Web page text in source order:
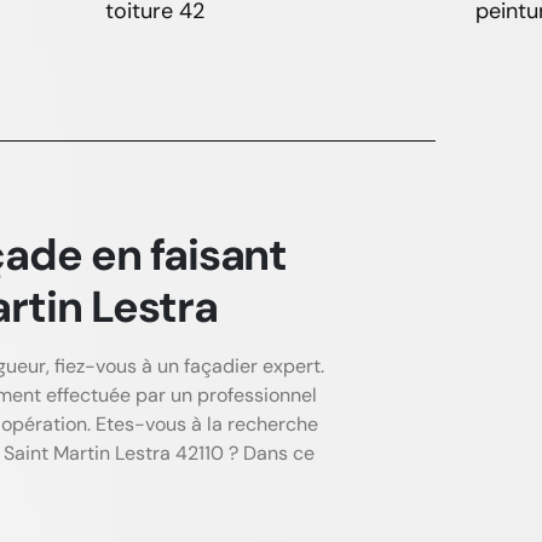
toiture 42
en faisant
Lestra
fiez-vous à un façadier expert.
effectuée par un professionnel
Etes-vous à la recherche
Martin Lestra 42110 ? Dans ce